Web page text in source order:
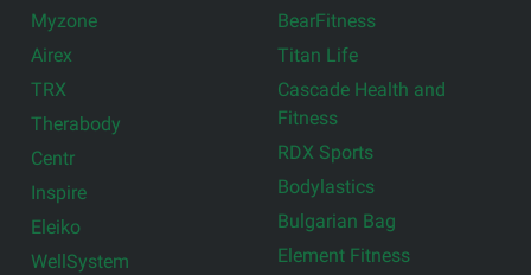
Myzone
Airex
TRX
Therabody
Centr
Inspire
Eleiko
WellSystem
BearFitness
Titan Life
Cascade Health and
Fitness
RDX Sports
Bodylastics
Bulgarian Bag
Element Fitness